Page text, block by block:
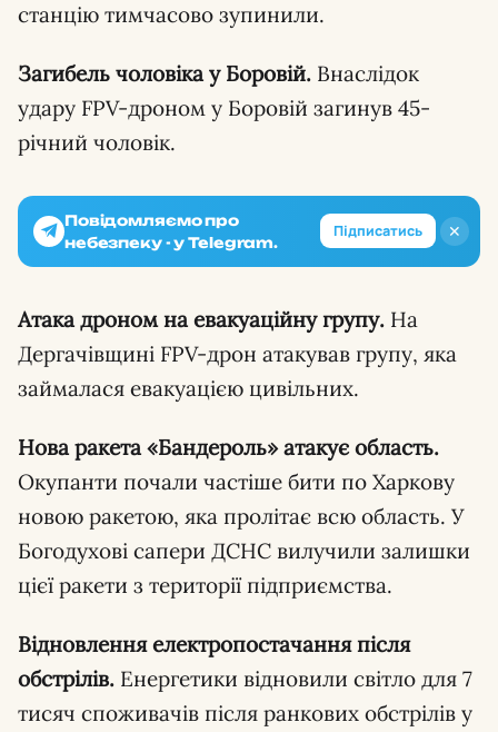
станцію тимчасово зупинили.
Загибель чоловіка у Боровій. Внаслідок
удару FPV-дроном у Боровій загинув 45-
річний чоловік.
✕
Повідомляємо про
небезпеку - у Telegram.
Підписатись
Атака дроном на евакуаційну групу. На
Дергачівщині FPV-дрон атакував групу, яка
займалася евакуацією цивільних.
Нова ракета «Бандероль» атакує область.
Окупанти почали частіше бити по Харкову
новою ракетою, яка пролітає всю область. У
Богодухові сапери ДСНС вилучили залишки
цієї ракети з території підприємства.
Відновлення електропостачання після
обстрілів. Енергетики відновили світло для 7
тисяч споживачів після ранкових обстрілів у